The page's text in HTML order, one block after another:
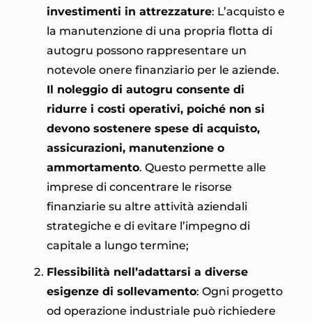
investimenti in attrezzature: L’acquisto e
la manutenzione di una propria flotta di
autogru possono rappresentare un
notevole onere finanziario per le aziende.
Il noleggio di autogru consente di
ridurre i costi operativi, poiché non si
devono sostenere spese di acquisto,
assicurazioni, manutenzione o
ammortamento. Questo permette alle
imprese di concentrare le risorse
finanziarie su altre attività aziendali
strategiche e di evitare l’impegno di
capitale a lungo termine;
Flessibilità nell’adattarsi a diverse
esigenze di sollevamento: Ogni progetto
od operazione industriale può richiedere